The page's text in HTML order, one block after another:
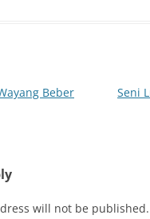
Beber
Seni
will not be published.